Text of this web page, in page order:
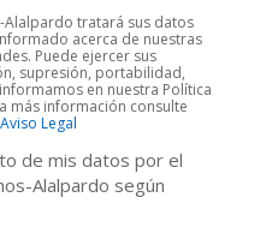
Alalpardo tratará sus datos
acerca de nuestras
Puede ejercer sus
supresión, portabilidad,
en nuestra Política
más información consulte
Legal
de mis datos por el
Alalpardo según